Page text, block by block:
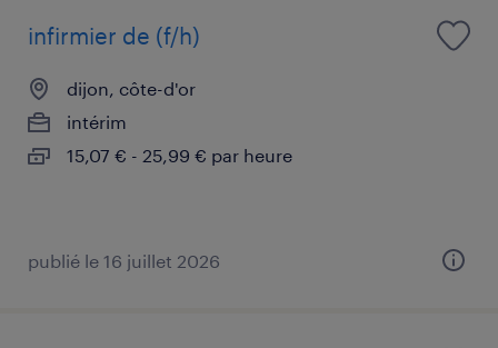
infirmier de (f/h)
dijon, côte-d'or
intérim
15,07 € - 25,99 € par heure
publié le 16 juillet 2026